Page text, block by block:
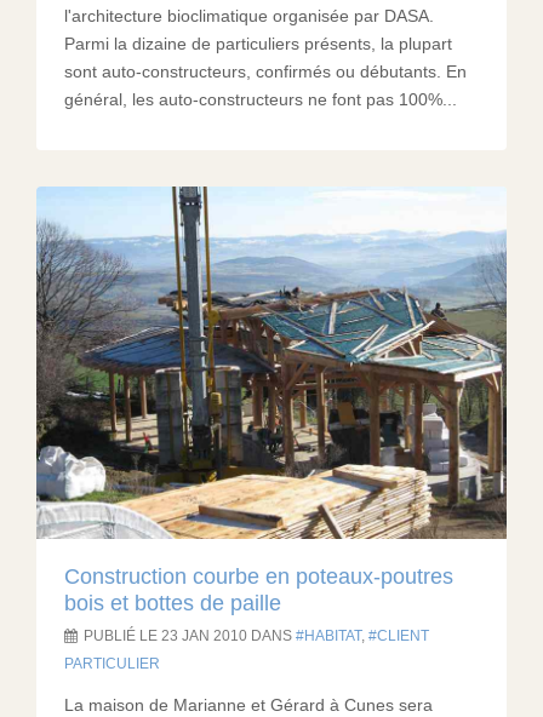
l'architecture bioclimatique organisée par DASA.
Parmi la dizaine de particuliers présents, la plupart
sont auto-constructeurs, confirmés ou débutants. En
général, les auto-constructeurs ne font pas 100%...
Construction courbe en poteaux-poutres
bois et bottes de paille
PUBLIÉ LE 23 JAN 2010 DANS HABITAT,
CLIENT
PARTICULIER
La maison de Marianne et Gérard à Cunes sera